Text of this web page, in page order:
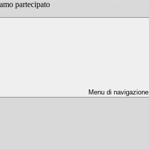
partecipato
Menu di navigazione